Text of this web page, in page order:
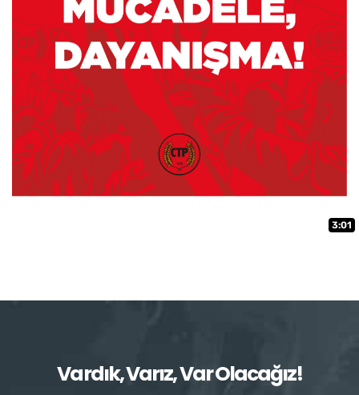
3:01
Vardık, Varız, Var Olacağız!